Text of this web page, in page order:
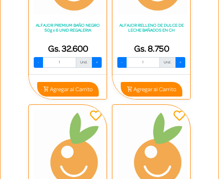
ALFAJOR PREMIUM BAÑO NEGRO
50g x 6 UNID REGALERIA
Gs. 32.600
- Und. +
Agregar al Carrito
ALFAJOR RELLENO DE DULCE DE
LECHE BAÑADOS EN CH
Gs. 8.750
- Und. +
Agregar al Carrito